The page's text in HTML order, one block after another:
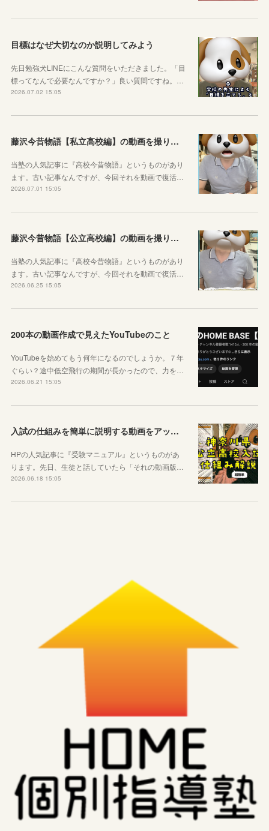
目標はなぜ大切なのか説明してみよう
先日勉強犬LINEにこんな質問をいただきました。「目
標ってなんで必要なんですか？」良い質問ですね。…
2026.07.02 15:05
藤沢今昔物語【私立高校編】の動画を撮りました！
当塾の人気記事に『高校今昔物語』というものがあり
ます。古い記事なんですが、今回それを動画で復活…
2026.07.01 15:05
藤沢今昔物語【公立高校編】の動画を撮りました！
当塾の人気記事に『高校今昔物語』というものがあり
ます。古い記事なんですが、今回それを動画で復活…
2026.06.25 15:05
200本の動画作成で見えたYouTubeのこと
YouTubeを始めてもう何年になるのでしょうか。７年
ぐらい？途中低空飛行の期間が長かったので、力を…
2026.06.21 15:05
入試の仕組みを簡単に説明する動画をアップしました
HPの人気記事に『受験マニュアル』というものがあ
ります。先日、生徒と話していたら「それの動画版…
2026.06.18 15:05